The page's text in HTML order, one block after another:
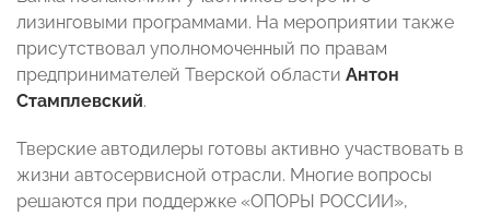
лизинговыми программами. На мероприятии также
присутствовал уполномоченный по правам
предпринимателей Тверской области Антон
Стамплевский.
Тверские автодилеры готовы активно участвовать в
жизни автосервисной отрасли. Многие вопросы
решаются при поддержке «ОПОРЫ РОССИИ»,